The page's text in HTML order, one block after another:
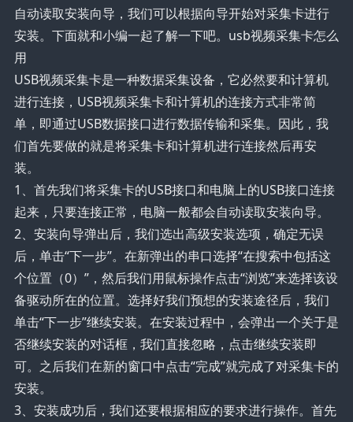
自动读取安装向导，我们可以根据向导开始对采集卡进行
安装。下面就和小编一起了解一下吧。usb视频采集卡怎么
用
USB视频采集卡是一种数据采集设备，它必然要和计算机
进行连接，USB视频采集卡和计算机的连接方式非常简
单，即通过USB数据接口进行数据传输和采集。因此，我
们首先要做的就是将采集卡和计算机进行连接然后再安
装。
1、首先我们将采集卡的USB接口和电脑上的USB接口连接
起来，只要连接正常，电脑一般都会自动读取安装向导。
2、安装向导弹出后，我们选出高级安装选项，确定无误
后，单击“下一步”。在新弹出的串口选择“在搜索中包括这
个位置（0）”，然后我们用鼠标操作点击“浏览”来选择该设
备驱动所在的位置。选择好我们预想的安装途径后，我们
单击“下一步”继续安装。在安装过程中，会弹出一个关于是
否继续安装的对话框，我们直接忽略，点击继续安装即
可。之后我们在新的窗口中点击“完成”就完成了对采集卡的
安装。
3、安装成功后，我们还要根据相应的要求进行操作。首先